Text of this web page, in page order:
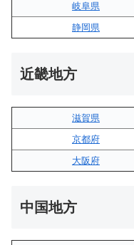
岐阜県
静岡県
近畿地方
滋賀県
京都府
大阪府
中国地方